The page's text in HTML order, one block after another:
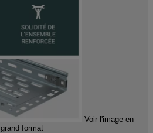
Voir l'image en
grand format